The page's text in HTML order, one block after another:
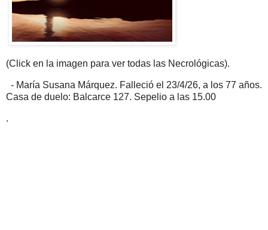
(Click en la imagen para ver todas las Necrológicas).
- María Susana Márquez. Falleció el 23/4/26, a los 77 años.
Casa de duelo: Balcarce 127. Sepelio a las 15.00
.